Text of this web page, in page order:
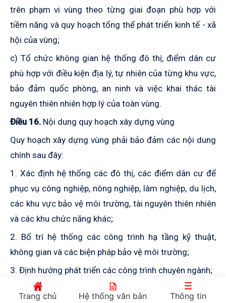
trên phạm vi vùng theo từng giai đoạn phù hợp với
tiềm năng và quy hoạch tổng thể phát triển kinh tế - xã
hội của vùng;
c) Tổ chức không gian hệ thống đô thị, điểm dân cư
phù hợp với điều kiện địa lý, tự nhiên của từng khu vực,
bảo đảm quốc phòng, an ninh và việc khai thác tài
nguyên thiên nhiên hợp lý của toàn vùng.
Điều 16. Nội dung quy hoạch xây dựng vùng
Quy hoạch xây dựng vùng phải bảo đảm các nội dung
chính sau đây:
1. Xác định hệ thống các đô thị, các điểm dân cư để
phục vụ công nghiệp, nông nghiệp, lâm nghiệp, du lịch,
các khu vực bảo vệ môi trường, tài nguyên thiên nhiên
và các khu chức năng khác;
2. Bố trí hệ thống các công trình hạ tầng kỹ thuật,
không gian và các biện pháp bảo vệ môi trường;
3. Định hướng phát triển các công trình chuyên ngành;
4. Xác định đất dự trữ để phục vụ cho nhu cầu phát
Trang chủ Hệ thống văn bản Thông tin